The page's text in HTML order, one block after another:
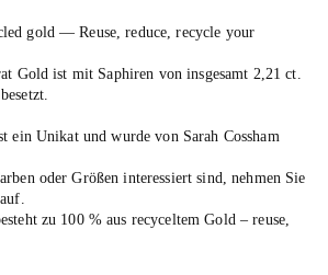
gold — Reuse, reduce, recycle your
Gold ist mit Saphiren von insgesamt 2,21 ct.
ein Unikat und wurde von Sarah Cossham
oder Größen interessiert sind, nehmen Sie
zu 100 % aus recyceltem Gold – reuse,